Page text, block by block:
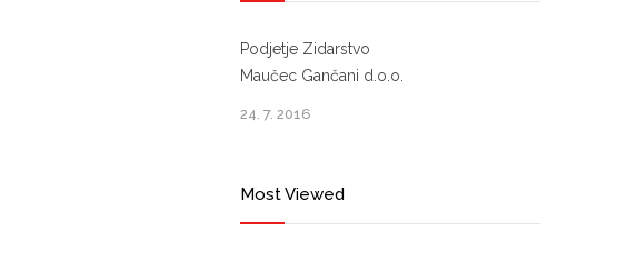
Podjetje Zidarstvo
Maučec Gančani d.o.o.
24. 7. 2016
Most Viewed